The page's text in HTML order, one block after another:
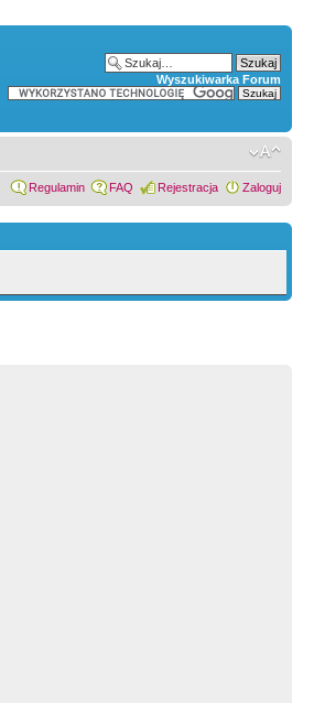
Wyszukiwarka Forum
Regulamin FAQ Rejestracja Zaloguj